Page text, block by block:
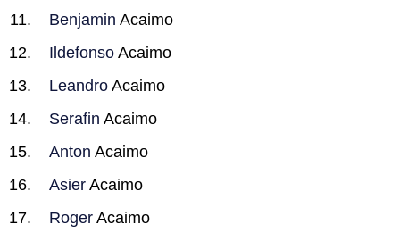
Benjamin Acaimo
Ildefonso Acaimo
Leandro Acaimo
Serafin Acaimo
Anton Acaimo
Asier Acaimo
Roger Acaimo